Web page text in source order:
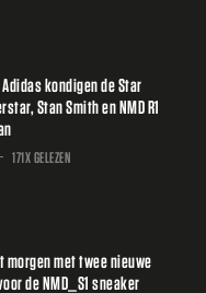
kondigen de Star
Stan Smith en NMD R1
171X GELEZEN
morgen met twee nieuwe
de NMD_S1 sneaker